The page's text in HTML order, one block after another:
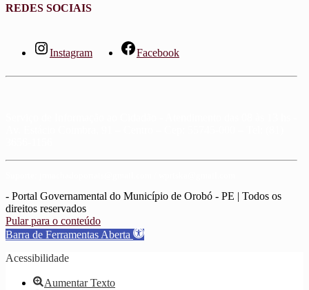
REDES SOCIAIS
Instagram Facebook
- Portal Governamental do Município de Orobó - PE | Todos os
direitos reservados
Pular para o conteúdo
Barra de Ferramentas Aberta
Acessibilidade
Aumentar Texto